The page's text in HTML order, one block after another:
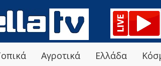
Αγροτικά Ελλάδα